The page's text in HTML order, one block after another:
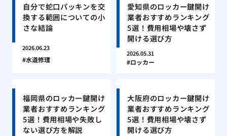
自分で蛇口パッキンを交
換する範囲についての小
さな結論
2026.06.23
水道修理
愛知県のロッカー鍵開け
業者おすすめランキング
5選！費用相場や壊さず
開ける選び方
2026.05.31
ロッカー
福岡県のロッカー鍵開け
業者おすすめランキング
5選！費用相場や失敗し
ない選び方を解説
大阪府のロッカー鍵開け
業者おすすめランキング
5選！費用相場や壊さず
開ける選び方